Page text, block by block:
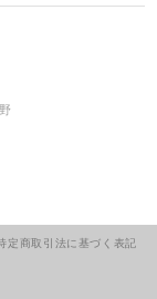
定商取引法に基づく表記